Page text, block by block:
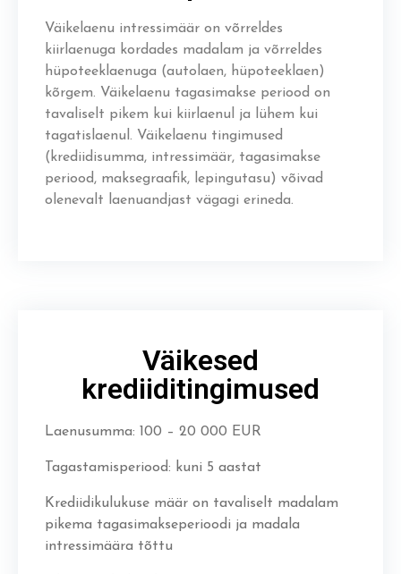
Väikelaenu intressimäär on võrreldes
kiirlaenuga kordades madalam ja võrreldes
hüpoteeklaenuga (autolaen, hüpoteeklaen)
kõrgem. Väikelaenu tagasimakse periood on
tavaliselt pikem kui kiirlaenul ja lühem kui
tagatislaenul. Väikelaenu tingimused
(krediidisumma, intressimäär, tagasimakse
periood, maksegraafik, lepingutasu) võivad
olenevalt laenuandjast vägagi erineda.
Väikesed
krediiditingimused
Laenusumma: 100 – 20 000 EUR
Tagastamisperiood: kuni 5 aastat
Krediidikulukuse määr on tavaliselt madalam
pikema tagasimakseperioodi ja madala
intressimäära tõttu